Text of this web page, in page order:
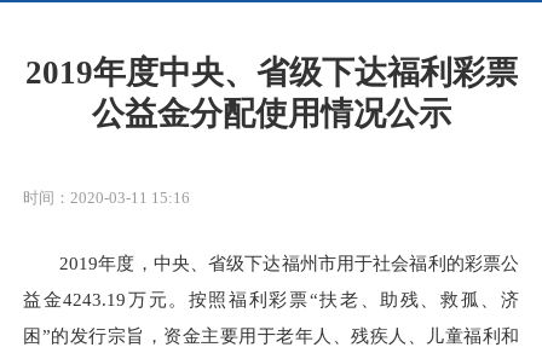
2019年度中央、省级下达福利彩票
公益金分配使用情况公示
时间：2020-03-11 15:16
2019年度， 中央、省级下达福州市用于社会福利的彩票公
益金4243.19万元。按照福利彩票“扶老、助残、救孤、济
困”的发行宗旨，资金主要用于老年人、残疾人、儿童福利和